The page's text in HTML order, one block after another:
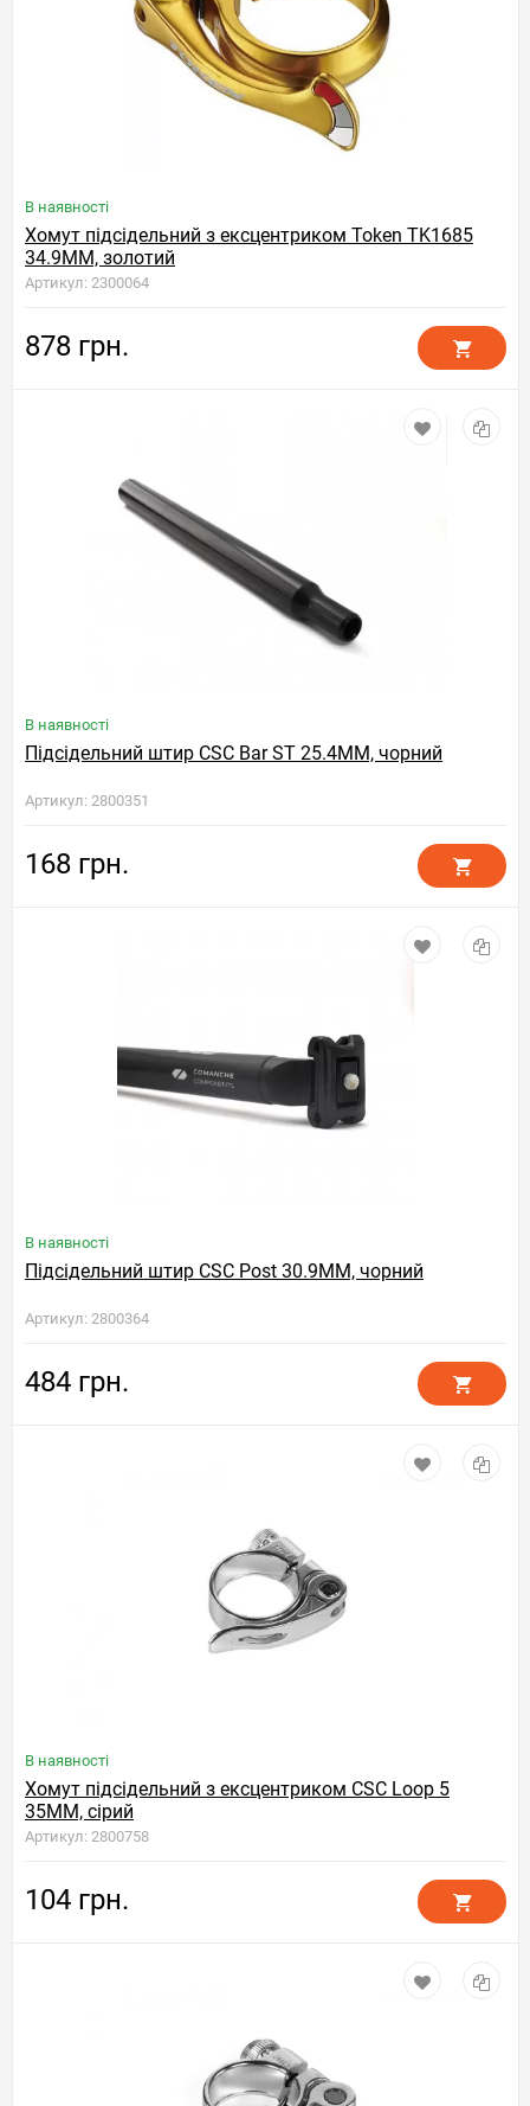
В наявності
Хомут підсідельний з ексцентриком Token TK1685
34.9MM, золотий
Артикул: 2300064
878 грн.
В наявності
Підсідельний штир CSC Bar ST 25.4MM, чорний
Артикул: 2800351
168 грн.
В наявності
Підсідельний штир CSC Post 30.9MM, чорний
Артикул: 2800364
484 грн.
В наявності
Хомут підсідельний з ексцентриком CSC Loop 5
35MM, сірий
Артикул: 2800758
104 грн.